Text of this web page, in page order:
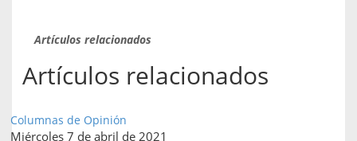
Artículos relacionados
Artículos relacionados
Columnas de Opinión
Miércoles 7 de abril de 2021